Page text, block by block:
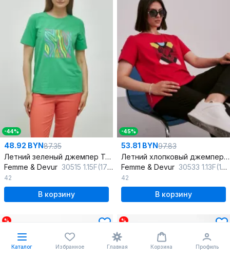
-44%
48.92 BYN87.35
Летний зеленый джемпер Трикотаж с классическим вырезом
Femme & Devur 30515 1.15F(170)
42
В корзину
-45%
53.81 BYN97.83
Летний хлопковый джемпер и майка в ярком красном цвете
Femme & Devur 30533 1.13F(170)
42
В корзину
% %
Каталог Избранное Главная Корзина Профиль